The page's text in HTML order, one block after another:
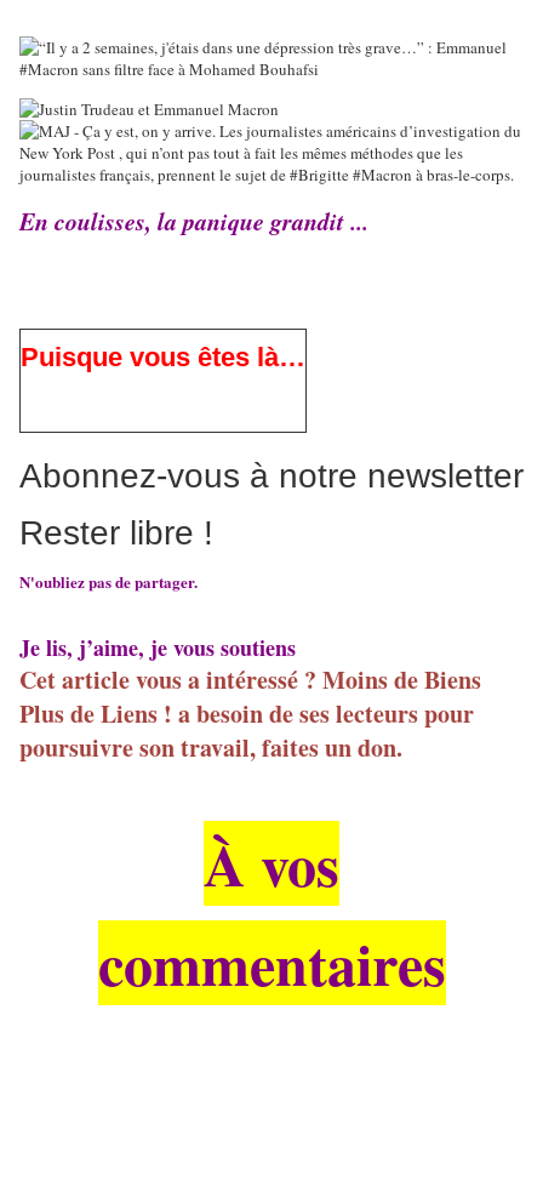
En coulisses, la panique grandit ...
Puisque vous êtes là…
Abonnez-vous à notre newsletter
Rester libre !
N'oubliez pas de partager.
Je lis, j’aime, je vous soutiens
Cet article vous a intéressé ? Moins de Biens
Plus de Liens ! a besoin de ses lecteurs pour
poursuivre son travail, faites un don.
À vos
commentaires